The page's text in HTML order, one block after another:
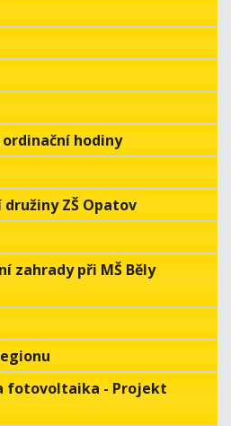
hodiny
ZŠ Opatov
zahrady při MŠ Běly
fotovoltaika - Projekt